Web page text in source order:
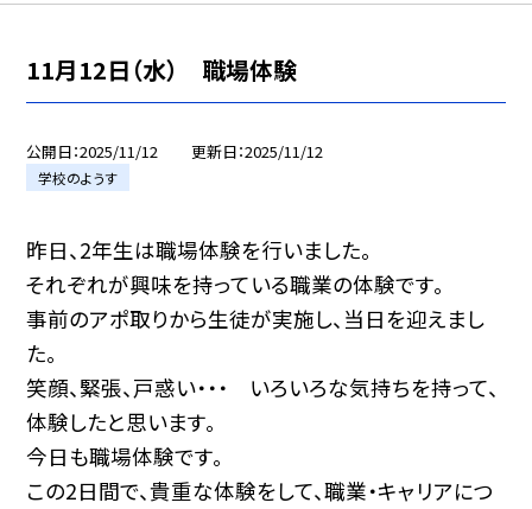
11月12日（水） 職場体験
公開日 2025/11/12 更新日 2025/11/12
学校のようす
昨日、2年生は職場体験を行いました。
それぞれが興味を持っている職業の体験です。
事前のアポ取りから生徒が実施し、当日を迎えまし
た。
笑顔、緊張、戸惑い・・・ いろいろな気持ちを持って、
体験したと思います。
今日も職場体験です。
この2日間で、貴重な体験をして、職業・キャリアにつ